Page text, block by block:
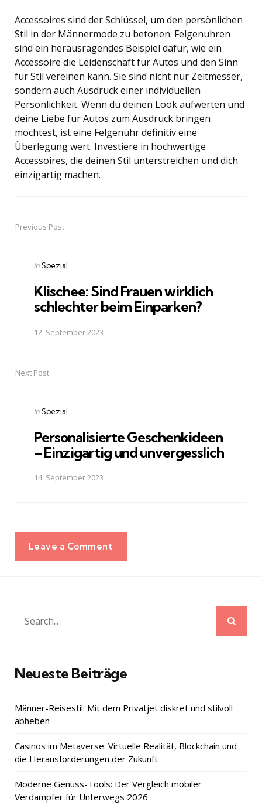
Accessoires sind der Schlüssel, um den persönlichen
Stil in der Männermode zu betonen. Felgenuhren
sind ein herausragendes Beispiel dafür, wie ein
Accessoire die Leidenschaft für Autos und den Sinn
für Stil vereinen kann. Sie sind nicht nur Zeitmesser,
sondern auch Ausdruck einer individuellen
Persönlichkeit. Wenn du deinen Look aufwerten und
deine Liebe für Autos zum Ausdruck bringen
möchtest, ist eine Felgenuhr definitiv eine
Überlegung wert. Investiere in hochwertige
Accessoires, die deinen Stil unterstreichen und dich
einzigartig machen.
PostPrevious Post
Posted
inSpezial
Klischee: Sind Frauen wirklich
schlechter beim Einparken?
12. September 2023
Next Post
Posted
inSpezial
Personalisierte Geschenkideen
– Einzigartig und unvergesslich
14. September 2023
Leave a Comment
Search
for:
Neueste Beiträge
Männer-Reisestil: Mit dem Privatjet diskret und stilvoll
abheben
Casinos im Metaverse: Virtuelle Realität, Blockchain und
die Herausforderungen der Zukunft
Moderne Genuss-Tools: Der Vergleich mobiler
Verdampfer für Unterwegs 2026